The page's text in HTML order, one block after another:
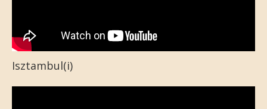
Isztambul(i)